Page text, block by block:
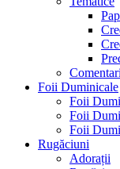
Foii Duminicale
Foii
Foii
Foii
Rugăciuni
Adorații